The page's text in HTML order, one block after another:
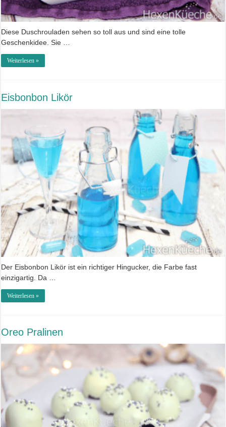
Diese Duschrouladen sehen so toll aus und sind eine tolle
Geschenkidee. Sie …
Weiterlesen »
Eisbonbon Likör
Der Eisbonbon Likör ist ein richtiger Hingucker, die Farbe fast
einzigartig. Da …
Weiterlesen »
Oreo Pralinen